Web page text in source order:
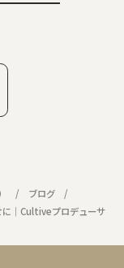
ブログ
に｜Cultiveプロデューサ